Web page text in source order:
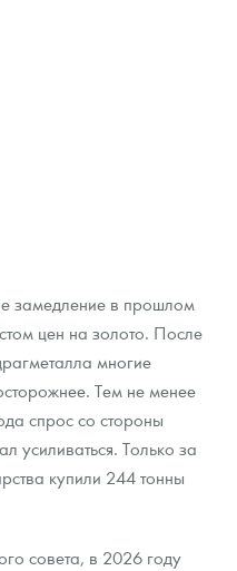
замедление в прошлом
цен на золото. После
многие
Тем не менее
спрос со стороны
усиливаться. Только за
купили 244 тонны
совета, в 2026 году